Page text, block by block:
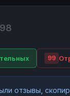
99
отзывы,